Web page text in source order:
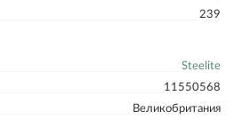
239
Steelite
11550568
Великобритания